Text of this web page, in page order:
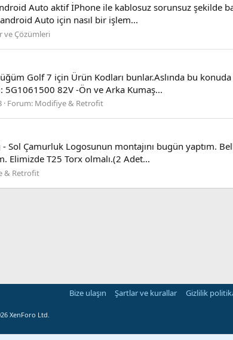
Auto aktif İPhone ile kablosuz sorunsuz şekilde
Auto için nasıl bir işlem...
ve Çözümleri
Golf 7 için Ürün Kodları bunlar.Aslında bu
5G1061500 82V -Ön ve Arka Kumaş...
Forum: Modifiye & Retrofit
Çamurluk Logosunun montajını bugün yaptım.
Elimizde T25 Torx olmalı.(2 Adet...
& Retrofit
Bize ulaşın Şartlar ve kurallar Gizlilik
XenForo Ltd.